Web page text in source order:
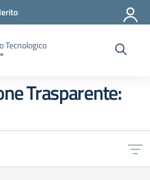
Tecnologico
Trasparente: